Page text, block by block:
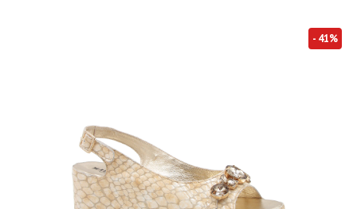
- 41%